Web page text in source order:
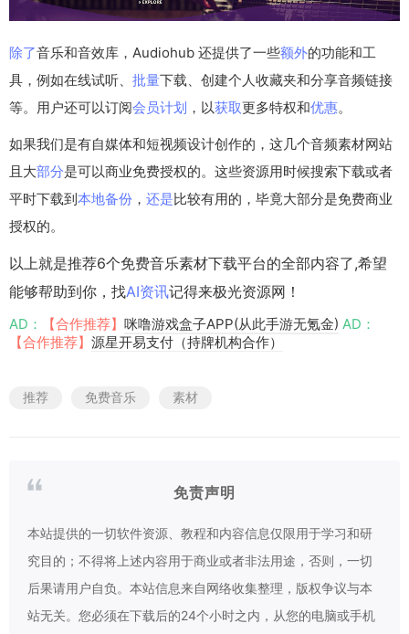
除了音乐和音效库，Audiohub 还提供了一些额外的功能和工
具，例如在线试听、 批量下载、创建个人收藏夹和分享音频链接
等。用户还可以订阅会员计划 ，以获取更多特权和优惠。
如果我们是有自媒体和短视频设计创作的，这几个音频素材网站
且大部分是可以商业免费授权的。这些资源用时候搜索下载或者
平时下载到 本地备份 ， 还是比较有用的，毕竟大部分是免费商业
授权的。
以上就是推荐6个免费音乐素材下载平台的全部内容了,希望
能够帮助到你，找AI资讯记得来极光资源网！
AD： 【合作推荐】 咪噜游戏盒子APP(从此手游无氪金) AD：
【合作推荐】 源星开易支付（持牌机构合作）
推荐 免费音乐 素材
免责声明
本站提供的一切软件资源、教程和内容信息仅限用于学习和研
究目的；不得将上述内容用于商业或者非法用途，否则，一切
后果请用户自负。本站信息来自网络收集整理，版权争议与本
站无关。您必须在下载后的24个小时之内，从您的电脑或手机